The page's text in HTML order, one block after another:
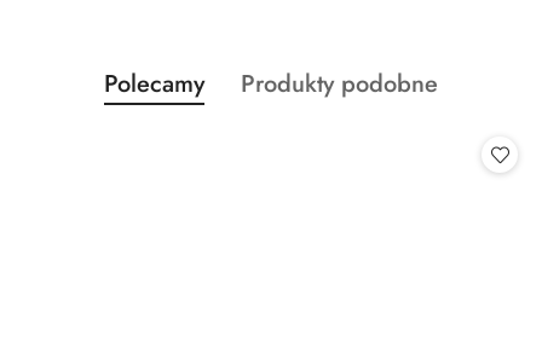
Pomiń karuzelę produktów
Produkty
o
Polecamy
Produkty
Produkty podobne